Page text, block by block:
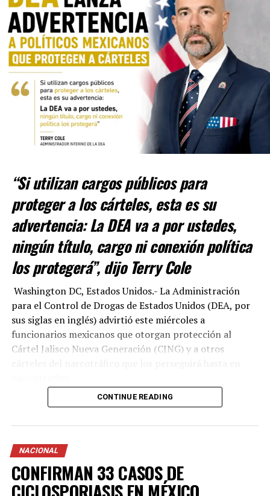
Con Información Tomada de LA JORNADA
UP NEXT
DETIENEN EN MÉXICO A 85 POLÍTICOS LIGADOS AL CRIMEN
DON'T MISS
«ANDY» LÓPEZ BUSCA FUERO ANTE SEÑALAMIENTOS DE
ESTADOS UNIDOS CONTRA POLÍTICOS DE MORENA
“Si utilizan cargos públicos para
proteger a los cárteles, esta es su
advertencia: La DEA va a por ustedes,
ningún título, cargo ni conexión política
los protegerá”, dijo Terry Cole
Washington DC, Estados Unidos.- La Administración
para el Control de Drogas de Estados Unidos (DEA, por
sus siglas en inglés) advirtió este miércoles a
funcionarios mexicanos que otorgan protección al
Cártel Jalisco Nueva Generación (CJNG) y a otros
Durante una rueda de prensa para anunciar nuevos
Terry Cole renovó una advertencia directa contra los
protegen a los cárteles del narco
CONTINUE READING
NACIONAL
CONFIRMAN 33 CASOS DE